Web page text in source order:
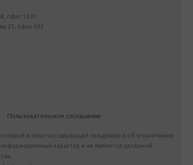
офис 1241
25, офис 602
Пользовательское соглашение
и спиртосодержащей продукции и об ограничении
характер и не являются рекламой.